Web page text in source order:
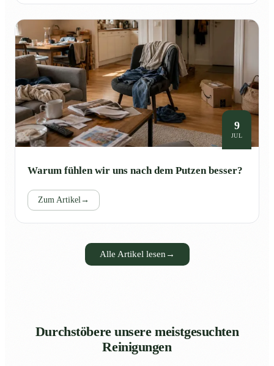
9
JUL
Warum fühlen wir uns nach dem Putzen besser?
Zum Artikel →
Alle Artikel lesen →
Durchstöbere unsere meistgesuchten
Reinigungen